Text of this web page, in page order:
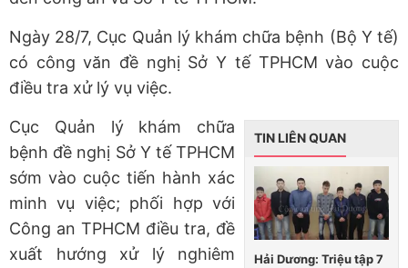
Ngày 28/7, Cục Quản lý khám chữa bệnh (Bộ Y tế)
có công văn đề nghị Sở Y tế TPHCM vào cuộc
điều tra xử lý vụ việc.
TIN LIÊN QUAN
Hải Dương: Triệu tập 7
Cục Quản lý khám chữa
bệnh đề nghị Sở Y tế TPHCM
sớm vào cuộc tiến hành xác
minh vụ việc; phối hợp với
Công an TPHCM điều tra, đề
xuất hướng xử lý nghiêm